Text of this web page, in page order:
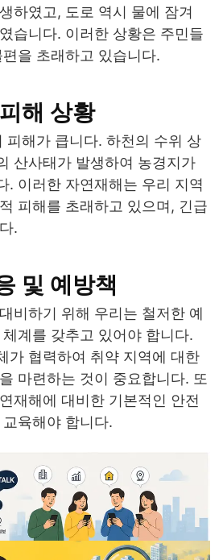
하였고, 도로 역시 물에 잠겨
습니다. 이러한 상황은 주민들
을 초래하고 있습니다.
해 상황
피해가 큽니다. 하천의 수위 상
산사태가 발생하여 농경지가
. 이러한 자연재해는 우리 지역
피해를 초래하고 있으며, 긴급
.
및 예방책
비하기 위해 우리는 철저한 예
계를 갖추고 있어야 합니다.
가 협력하여 취약 지역에 대한
마련하는 것이 중요합니다. 또
재해에 대비한 기본적인 안전
육해야 합니다.